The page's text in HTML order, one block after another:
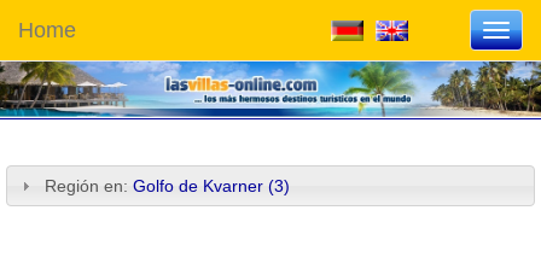
Home
Región en: Golfo de Kvarner (3)